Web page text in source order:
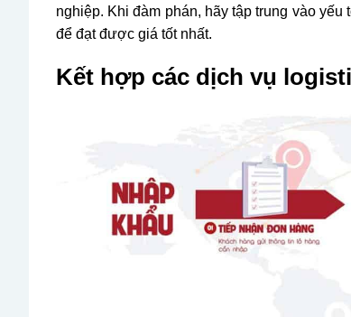
nghiệp. Khi đàm phán, hãy tập trung vào
để đạt được giá tốt nhất.
Kết hợp các dịch vụ